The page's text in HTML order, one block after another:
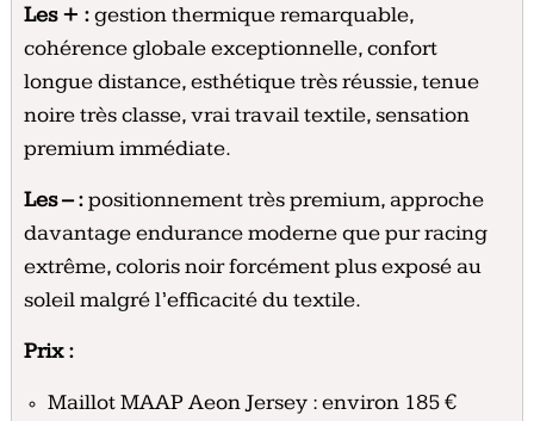
Les + :gestion thermique remarquable,
cohérence globale exceptionnelle, confort
longue distance, esthétique très réussie, tenue
noire très classe, vrai travail textile, sensation
premium immédiate.
Les – :positionnement très premium, approche
davantage endurance moderne que pur racing
extrême, coloris noir forcément plus exposé au
soleil malgré l’efficacité du textile.
Prix :
Maillot MAAP Aeon Jersey : environ 185 €